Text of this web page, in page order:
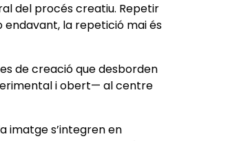
del procés creatiu. Repetir
la repetició mai és
de creació que desborden
i obert— al centre
imatge s’integren en